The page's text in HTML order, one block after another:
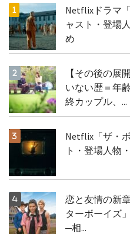
Netflixドラマ
ャスト・登場
め
【その後の展
いない歴＝年
終カップル、...
Netflix「ザ・
ト・登場人物
恋と友情の新
ターボーイズ
─相...